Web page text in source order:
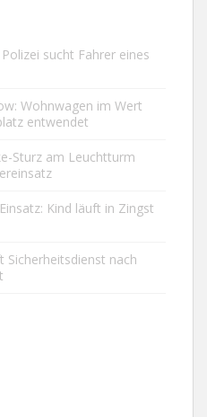
sucht Fahrer eines
Wohnwagen im Wert
entwendet
Sturz am Leuchtturm
Kind läuft in Zingst
Sicherheitsdienst nach